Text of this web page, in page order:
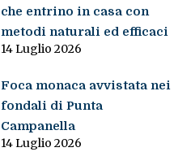
che entrino in casa con
metodi naturali ed efficaci
14 Luglio 2026
Foca monaca avvistata nei
fondali di Punta
Campanella
14 Luglio 2026